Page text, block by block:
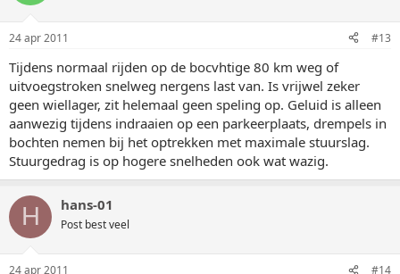
24 apr 2011 #13
Tijdens normaal rijden op de bocvhtige 80 km weg of
uitvoegstroken snelweg nergens last van. Is vrijwel zeker
geen wiellager, zit helemaal geen speling op. Geluid is alleen
aanwezig tijdens indraaien op een parkeerplaats, drempels in
bochten nemen bij het optrekken met maximale stuurslag.
Stuurgedrag is op hogere snelheden ook wat wazig.
H hans-01
Post best veel
24 apr 2011 #14